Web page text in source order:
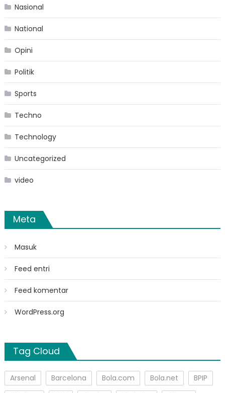
Nasional
National
Opini
Politik
Sports
Techno
Technology
Uncategorized
video
Meta
Masuk
Feed entri
Feed komentar
WordPress.org
Tag Cloud
Arsenal Barcelona Bola.com Bola.net
BPIP